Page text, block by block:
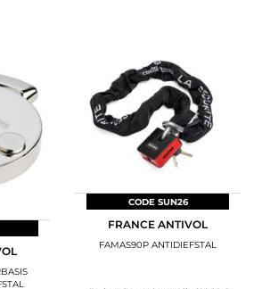
CODE SUN26
FRANCE ANTIVOL
FAMAS90P ANTIDIEFSTAL